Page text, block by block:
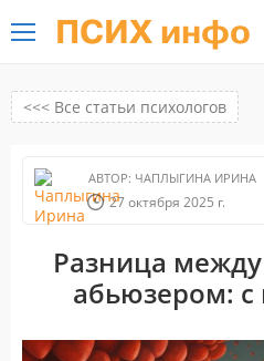
ПСИХ инфо
<<< Все статьи психологов
АВТОР: ЧАПЛЫГИНА ИРИНА
27 октября 2025 г.
Разница
абьюзером: с